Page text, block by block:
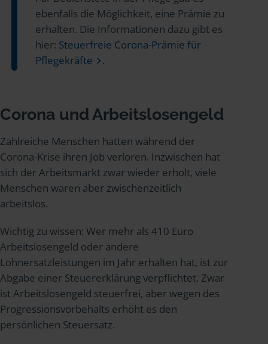
ebenfalls die Möglichkeit, eine Prämie zu
erhalten. Die Informationen dazu gibt es
hier: Steuerfreie Corona-Prämie für
Pflegekräfte
.
Corona und Arbeitslosengeld
Zahlreiche Menschen hatten während der
Corona-Krise ihren Job verloren. Inzwischen hat
sich der Arbeitsmarkt zwar wieder erholt, viele
Menschen waren aber zwischenzeitlich
arbeitslos.
Wichtig zu wissen: Wer mehr als 410 Euro
Arbeitslosengeld oder andere
Lohnersatzleistungen im Jahr erhalten hat, ist zur
Abgabe einer Steuererklärung verpflichtet. Zwar
ist Arbeitslosengeld steuerfrei, aber wegen des
Progressionsvorbehalts erhöht es den
persönlichen Steuersatz.